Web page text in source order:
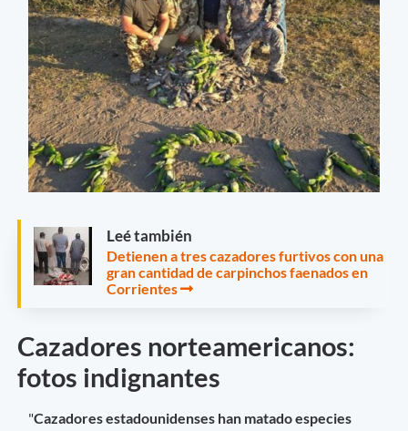
Leé también
Detienen a tres cazadores furtivos con una
gran cantidad de carpinchos faenados en
Corrientes
Cazadores norteamericanos:
fotos indignantes
"Cazadores estadounidenses han matado especies